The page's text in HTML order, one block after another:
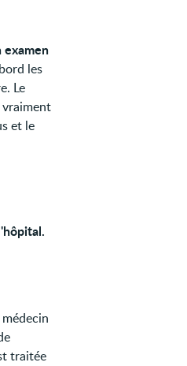
examen
les
Le
vraiment
et le
traitée